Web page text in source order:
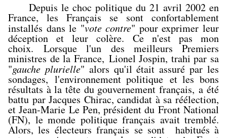
Depuis le choc politique du 21 avril 2002 en
France, les Français se sont confortablement
installés dans le "vote contre" pour exprimer leur
déception et leur colère. Ce n'est pas mon
choix. Lorsque l'un des meilleurs Premiers
ministres de la France, Lionel Jospin, trahi par sa
"gauche plurielle" alors qu'il était assuré par les
sondages, l'environnement politique et les bons
résultats à la tête du gouvernement français, a été
battu par Jacques Chirac, candidat à sa réélection,
et Jean-Marie Le Pen, président du Front National
(FN), le monde politique français avait tremblé.
Alors, les électeurs français se sont habitués à